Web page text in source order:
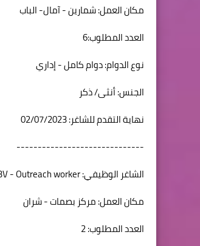
مكان العمل: شمارين - آمال- الباب
العدد المطلوب:6
نوع الدوام: دوام كامل - إداري
الجنس: أنثى/ ذكر
نهاية التقدم للشاغر: 02/07/2023
------------------------------
الشاغر الوظيفي: GBV - Outreach worker -(عامل/ة توعية خارجي (العنف القائم على نوع الاجتماعي
مكان العمل: مركز بصمات - شران
العدد المطلوب: 2